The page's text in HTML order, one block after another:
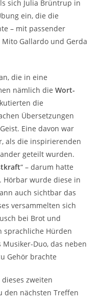
sich Julia Brüntrup in
ein, die die
– mit passender
Gallardo und Gerda
die in eine
nämlich dieWort-
die
Übersetzungen
Eine davon war
als die inspirierenden
geteilt wurden.
“ – darum hatte
Hörbar wurde diese in
auch sichtbar das
versammelten sich
bei Brot und
sprachliche Hürden
Duo, das neben
Gehör brachte
zweiten
den nächsten Treffen